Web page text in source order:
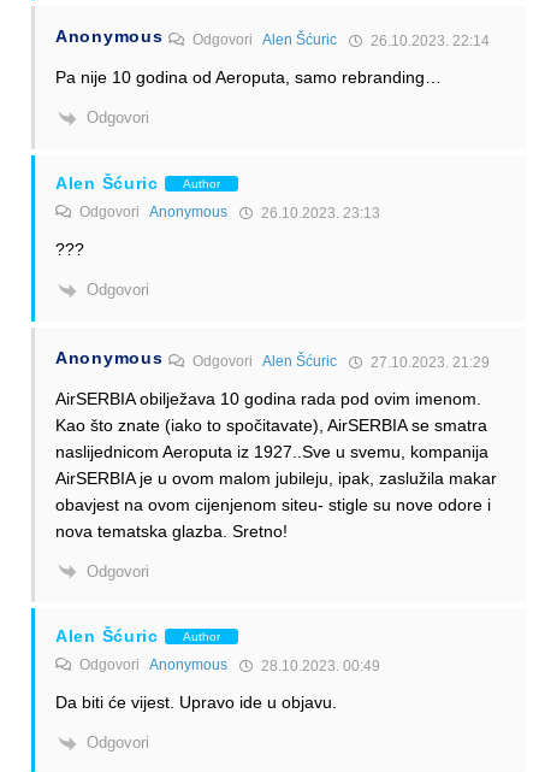
Anonymous OdgovoriAlen Šćuric 26.10.2023. 22:14
Pa nije 10 godina od Aeroputa, samo rebranding…
Odgovori
Alen Šćuric Author
Odgovori Anonymous 26.10.2023. 23:13
???
Odgovori
Anonymous OdgovoriAlen Šćuric 27.10.2023. 21:29
AirSERBIA obilježava 10 godina rada pod ovim imenom.
Kao što znate (iako to spočitavate), AirSERBIA se smatra
naslijednicom Aeroputa iz 1927..Sve u svemu, kompanija
AirSERBIA je u ovom malom jubileju, ipak, zaslužila makar
obavjest na ovom cijenjenom siteu- stigle su nove odore i
nova tematska glazba. Sretno!
Odgovori
Alen Šćuric Author
Odgovori Anonymous 28.10.2023. 00:49
Da biti će vijest. Upravo ide u objavu.
Odgovori